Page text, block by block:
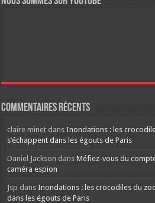
Commentaires récents
claire minet dansInondations : les
s’échappent dans les égouts de Paris
Daniel Jackson dansMéfiez-vous du
caméra espion
Jsp dansInondations : les crocodiles du
dans les égouts de Paris